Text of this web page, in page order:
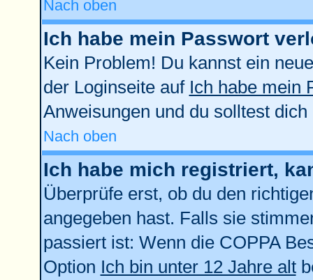
Nach oben
Ich habe mein Passwort
Kein Problem! Du kannst ein
der Loginseite auf Ich habe mein
Anweisungen und du solltest
Nach oben
Ich habe mich registriert,
Überprüfe erst, ob du den
angegeben hast. Falls sie
passiert ist: Wenn die COPPA
Option Ich bin unter 12 Jahre alt